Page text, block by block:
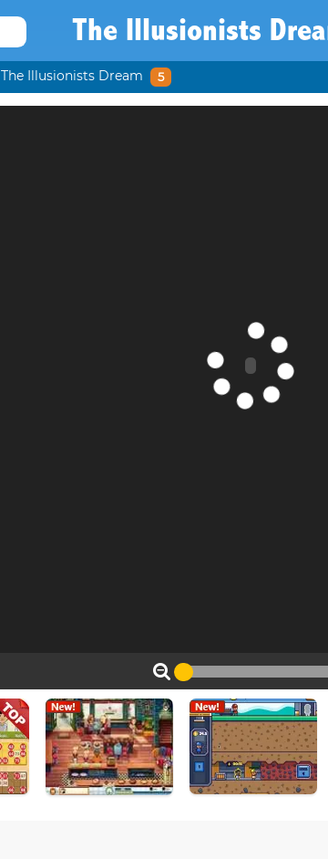
The Illusionists
The Illusionists Dream 5